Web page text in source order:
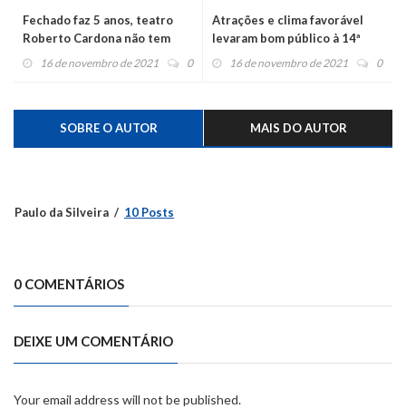
Fechado faz 5 anos, teatro
Roberto Cardona não tem
previsão para reabrir
16 de novembro de 2021 0
Atrações e clima favorável
levaram bom público à 14ª
Festur16 de novembro de 2021 0
SOBRE O AUTOR MAIS DO AUTOR
Paulo da Silveira 10 Posts
0 COMENTÁRIOS
DEIXE UM COMENTÁRIO
Your email address will not be published.